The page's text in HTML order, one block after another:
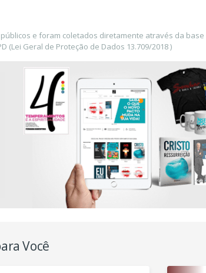
e foram coletados diretamente através da base
Geral de Proteção de Dados 13.709/2018 )
Você